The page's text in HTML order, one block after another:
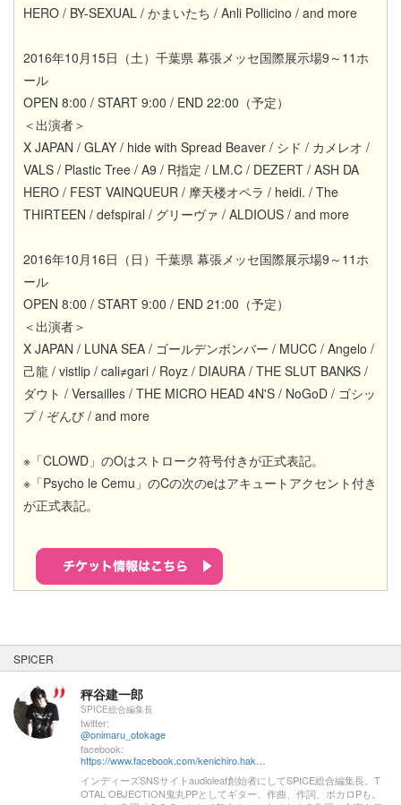
HERO / BY-SEXUAL / かまいたち / Anli Pollicino / and more
2016年10月15日（土）千葉県 幕張メッセ国際展示場9～11ホ
ール
OPEN 8:00 / START 9:00 / END 22:00（予定）
＜出演者＞
X JAPAN / GLAY / hide with Spread Beaver / シド / カメレオ /
VALS / Plastic Tree / A9 / R指定 / LM.C / DEZERT / ASH DA
HERO / FEST VAINQUEUR / 摩天楼オペラ / heidi. / The
THIRTEEN / defspiral / グリーヴァ / ALDIOUS / and more
2016年10月16日（日）千葉県 幕張メッセ国際展示場9～11ホ
ール
OPEN 8:00 / START 9:00 / END 21:00（予定）
＜出演者＞
X JAPAN / LUNA SEA / ゴールデンボンバー / MUCC / Angelo /
己龍 / vistlip / cali≠gari / Royz / DIAURA / THE SLUT BANKS /
ダウト / Versailles / THE MICRO HEAD 4N'S / NoGoD / ゴシッ
プ / ぞんび / and more
※「CLOWD」のOはストローク符号付きが正式表記。
※「Psycho le Cemu」のCの次のeはアキュートアクセント付き
が正式表記。
SPICER
秤谷建一郎
SPICE総合編集長
twitter:
@onimaru_otokage
facebook:
https://www.facebook.com/kenichiro.hakariya
インディーズSNSサイトaudioleaf創始者にしてSPICE総合編集長。T
OTAL OBJECTION鬼丸PPとしてギター、作曲、作詞、ボカロPも。